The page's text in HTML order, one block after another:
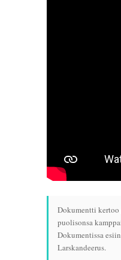
Dokumentti kertoo
puolisonsa
Dokumentissa
Larskandeerus.